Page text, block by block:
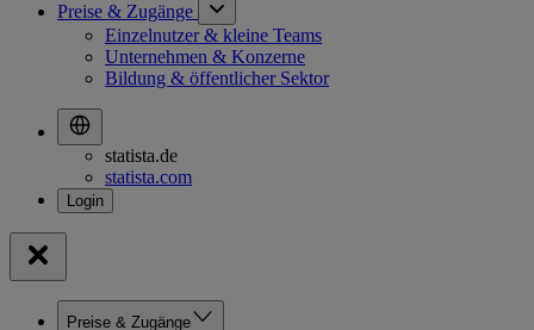
Preise & Zugänge
Einzelnutzer & kleine Teams
Unternehmen & Konzerne
Bildung & öffentlicher Sektor
statista.de
statista.com
Preise & Zugänge